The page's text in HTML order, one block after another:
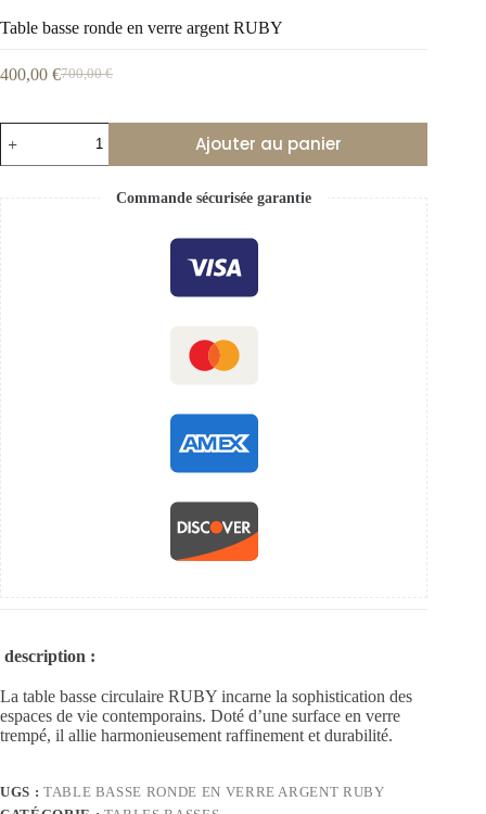
Table basse ronde en verre argent RUBY
700,00€
400,00 €
Ajouter au panier
Commande sécurisée garantie
description :
La table basse circulaire RUBY incarne la sophistication des
espaces de vie contemporains. Doté d’une surface en verre
trempé, il allie harmonieusement raffinement et durabilité.
UGS : TABLE BASSE RONDE EN VERRE ARGENT RUBY